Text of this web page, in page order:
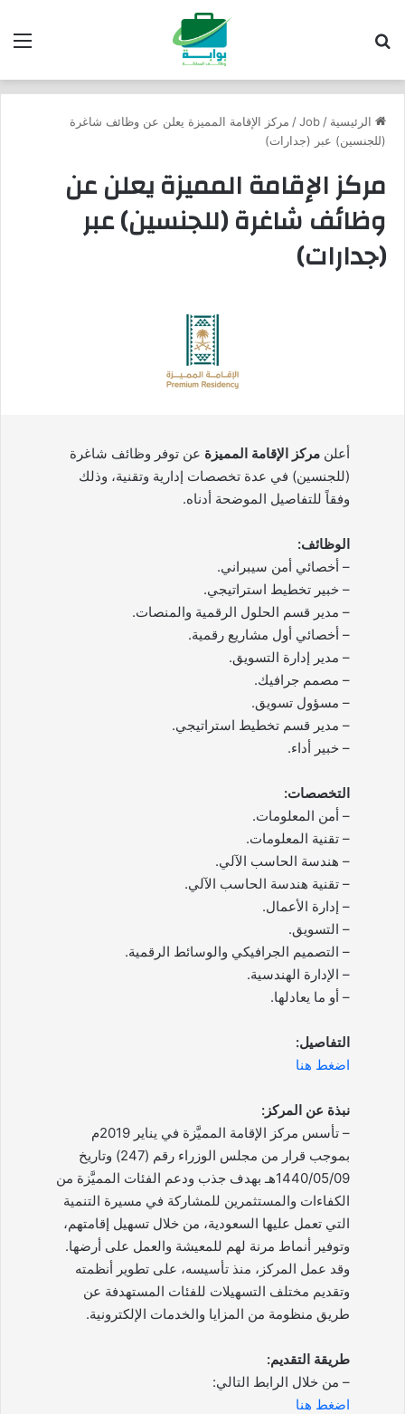
الرئيسية /
Job
/ مركز الإقامة المميزة يعلن عن وظائف شاغرة
(للجنسين) عبر (جدارات)
مركز الإقامة المميزة يعلن عن
وظائف شاغرة (للجنسين) عبر
(جدارات)
أعلن مركز الإقامة المميزة عن توفر وظائف شاغرة
(للجنسين) في عدة تخصصات إدارية وتقنية، وذلك
وفقاً للتفاصيل الموضحة أدناه.
الوظائف:
– أخصائي أمن سيبراني.
– خبير تخطيط استراتيجي.
– مدير قسم الحلول الرقمية والمنصات.
– أخصائي أول مشاريع رقمية.
– مدير إدارة التسويق.
– مصمم جرافيك.
– مسؤول تسويق.
– مدير قسم تخطيط استراتيجي.
– خبير أداء.
التخصصات:
– أمن المعلومات.
– تقنية المعلومات.
– هندسة الحاسب الآلي.
– تقنية هندسة الحاسب الآلي.
– إدارة الأعمال.
– التسويق.
– التصميم الجرافيكي والوسائط الرقمية.
– الإدارة الهندسية.
– أو ما يعادلها.
التفاصيل:
اضغط هنا
نبذة عن المركز:
– تأسس مركز الإقامة المميَّزة في يناير 2019م
بموجب قرار من مجلس الوزراء رقم (247) وتاريخ
1440/05/09هـ بهدف جذب ودعم الفئات المميَّزة من
الكفاءات والمستثمرين للمشاركة في مسيرة التنمية
التي تعمل عليها السعودية، من خلال تسهيل إقامتهم،
وتوفير أنماط مرنة لهم للمعيشة والعمل على أرضها.
وقد عمل المركز، منذ تأسيسه، على تطوير أنظمته
وتقديم مختلف التسهيلات للفئات المستهدفة عن
طريق منظومة من المزايا والخدمات الإلكترونية.
طريقة التقديم:
– من خلال الرابط التالي:
اضغط هنا